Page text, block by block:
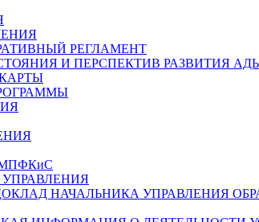
РЕГЛАМЕНТ
И ПЕРСПЕКТИВ РАЗВИТИЯ
НАЧАЛЬНИКА УПРАВЛЕНИЯ